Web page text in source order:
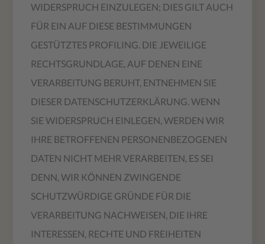
WIDERSPRUCH EINZULEGEN; DIES GILT AUCH
FÜR EIN AUF DIESE BESTIMMUNGEN
GESTÜTZTES PROFILING. DIE JEWEILIGE
RECHTSGRUNDLAGE, AUF DENEN EINE
VERARBEITUNG BERUHT, ENTNEHMEN SIE
DIESER DATENSCHUTZERKLÄRUNG. WENN
SIE WIDERSPRUCH EINLEGEN, WERDEN WIR
IHRE BETROFFENEN PERSONENBEZOGENEN
DATEN NICHT MEHR VERARBEITEN, ES SEI
DENN, WIR KÖNNEN ZWINGENDE
SCHUTZWÜRDIGE GRÜNDE FÜR DIE
VERARBEITUNG NACHWEISEN, DIE IHRE
INTERESSEN, RECHTE UND FREIHEITEN